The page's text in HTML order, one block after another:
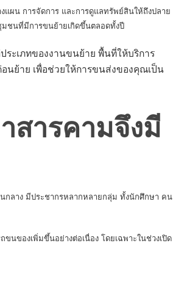
แผน การจัดการ และการดูแลทรัพย์สินให้ถึงปลาย
มชนที่มีการขนย้ายเกิดขึ้นตลอดทั้งปี
ะเภทของงานขนย้าย พื้นที่ให้บริการ
อนย้าย เพื่อช่วยให้การขนส่งของคุณเป็น
สารคามจึงมี
กลาง มีประชากรหลากหลายกลุ่ม ทั้งนักศึกษา คน
นของเพิ่มขึ้นอย่างต่อเนื่อง โดยเฉพาะในช่วงเปิด